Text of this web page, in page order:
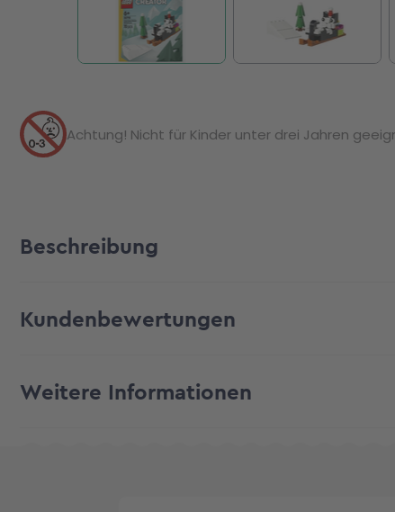
Achtung! Nicht für Kinder unter drei Jahren
Beschreibung
Kundenbewertungen
Weitere Informationen